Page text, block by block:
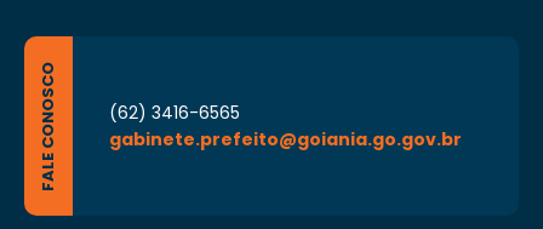
FALE CONOSCO
(62) 3416-6565
gabinete.prefeito@goiania.go.gov.br